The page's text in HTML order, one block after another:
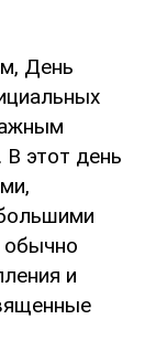
День
этот день
обычно
и